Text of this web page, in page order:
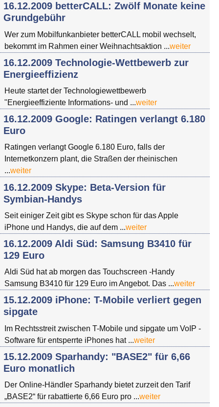
16.12.2009 betterCALL: Zwölf Monate keine
Grundgebühr
Wer zum Mobilfunkanbieter betterCALL mobil wechselt,
bekommt im Rahmen einer Weihnachtsaktion ...weiter
16.12.2009 Technologie-Wettbewerb zur
Energieeffizienz
Heute startet der Technologiewettbewerb
"Energieeffiziente Informations- und ...weiter
16.12.2009 Google: Ratingen verlangt 6.180
Euro
Ratingen verlangt Google 6.180 Euro, falls der
Internetkonzern plant, die Straßen der rheinischen
...weiter
16.12.2009 Skype: Beta-Version für
Symbian-Handys
Seit einiger Zeit gibt es Skype schon für das Apple
iPhone und Handys, die auf dem ...weiter
16.12.2009 Aldi Süd: Samsung B3410 für
129 Euro
Aldi Süd hat ab morgen das Touchscreen -Handy
Samsung B3410 für 129 Euro im Angebot. Das ...weiter
15.12.2009 iPhone: T-Mobile verliert gegen
sipgate
Im Rechtsstreit zwischen T-Mobile und sipgate um VoIP -
Software für entsperrte iPhones hat ...weiter
15.12.2009 Sparhandy: "BASE2" für 6,66
Euro monatlich
Der Online-Händler Sparhandy bietet zurzeit den Tarif
„BASE2“ für rabattierte 6,66 Euro pro ...weiter